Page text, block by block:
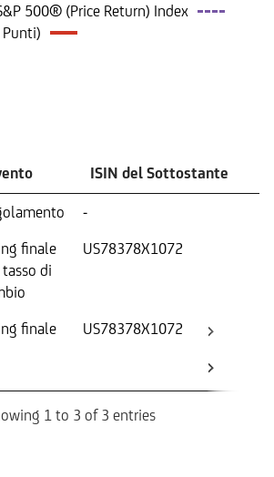
500® (Price Return) Index
ISIN del Sottostante
-
finale
di
US78378X1072
finale US78378X1072
1 to 3 of 3 entries